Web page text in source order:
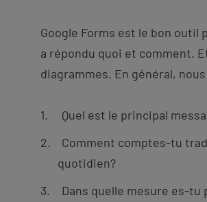
Google Forms est le bon outil
a répondu quoi et comment.
diagrammes. En général,
Quel est le principal
Comment comptes-tu
quotidien?
Dans quelle mesure es-